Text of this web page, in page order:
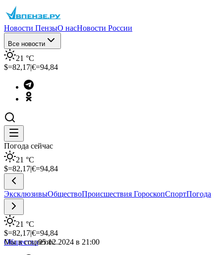
Новости ПензыО насНовости России
Все новости
21 °C
$=82,17|€=94,84
Погода сейчас
21 °C
$=82,17|€=94,84
ЭксклюзивыОбществоПроисшествия ГороскопСпортПогода
21 °C
$=82,17|€=94,84
Мы в соцсетях:
Общество05.12.2024 в 21:00